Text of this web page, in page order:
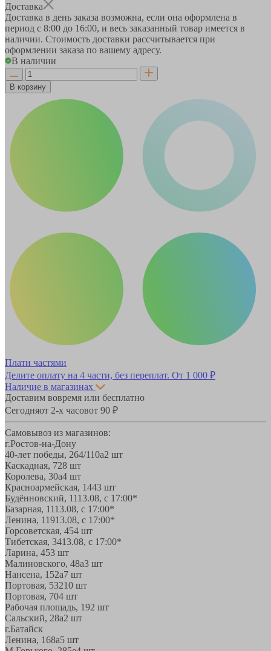
Доставка
Доставка в день заказа возможна, если она оформлена в
период с 8:00 до 16:00, и весь заказанный товар имеется в
наличии. Стоимость доставки рассчитывается при
оформлении заказа по вашему адресу.
В наличии
В корзину
Плати частями
Делите оплату на 4 части, без переплат. От 1 000 ₽
Наличие в магазинах
Доставим вовремя или бесплатно
Сегодняот 2-х часовот 90 ₽
Самовывоз из магазинов:
г.Ростов-на-Дону
40-лет победы, 264/110а2 шт
Каскадная, 728 шт
Королева, 30а4 шт
Красноармейская, 1443 шт
Будённовский, 1113.08, с 17:00*
Базарная, 1113.08, с 17:00*
Ленина, 11913.08, с 17:00*
Горсоветская, 454 шт
Тибетская, 3413.08, с 17:00*
Ларина, 453 шт
Малиновского, 48а3 шт
Нансена, 152а7 шт
Портовая, 53210 шт
Портовая, 704 шт
Рабочая площадь, 192 шт
Сальский, 28a2 шт
г.Батайск
Ленина, 168а5 шт